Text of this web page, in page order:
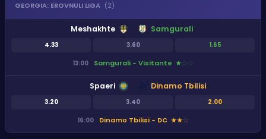
GEORGIA: EROVNULI LIGA (2)
Meshakhte
4.33 3.60 1.65
Samgurali
13:00 Samgurali - Visitante ★★★
Spaeri
3.20 3.40 2.00
Dinamo Tbilisi
16:00 Dinamo Tbilisi - DC ★★★